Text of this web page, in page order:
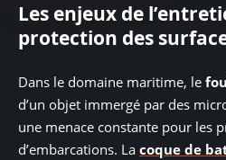
Les enjeux de
protection des
Dans le domaine maritime, le
d’un objet immergé par des
une menace constante pour les
d’embarcations. La coque de